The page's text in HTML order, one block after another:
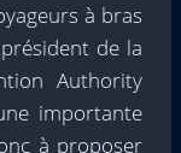
à bras
de la
Authority
importante
à proposer